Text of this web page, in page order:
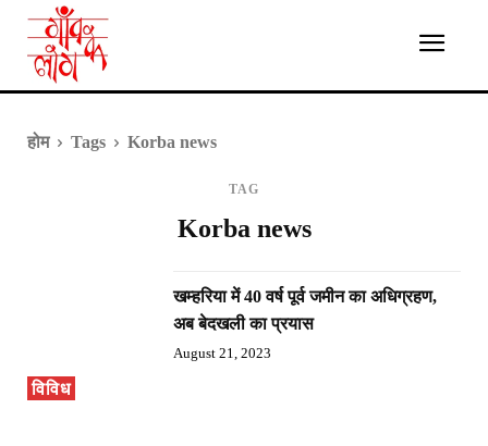
होम Tags Korba news
TAG
Korba news
विविध
खम्हरिया में 40 वर्ष पूर्व जमीन का अधिग्रहण,
अब बेदखली का प्रयास
August 21, 2023